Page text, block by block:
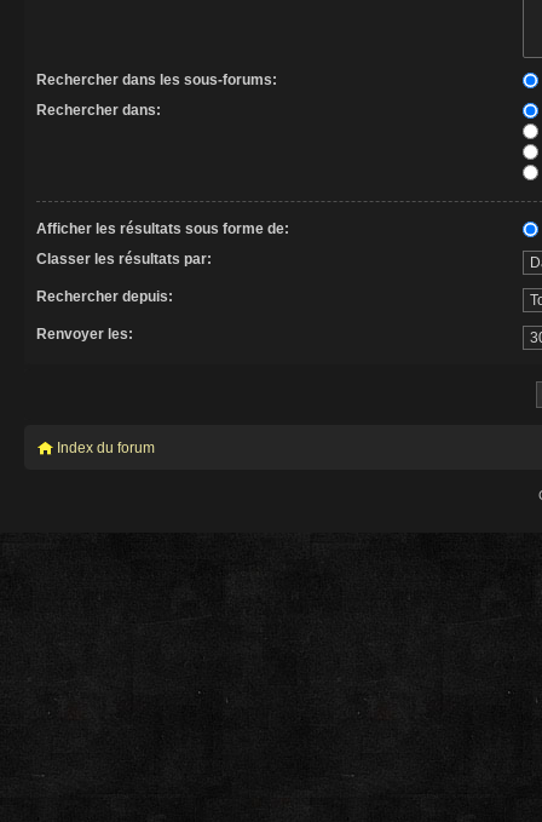
Rechercher dans les sous-forums:
Rechercher dans:
Afficher les résultats sous forme de:
Classer les résultats par:
Rechercher depuis:
Renvoyer les:
Index du forum